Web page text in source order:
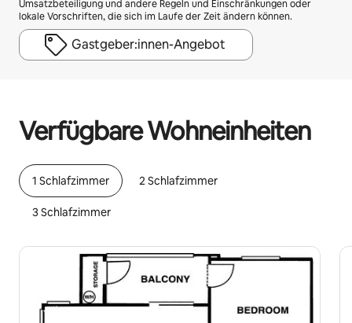
Umsatzbeteiligung und andere Regeln und Einschränkungen oder
lokale Vorschriften, die sich im Laufe der Zeit ändern können.
Gastgeber:innen-Angebot
Verfügbare Wohneinheiten
1 Schlafzimmer 2 Schlafzimmer
3 Schlafzimmer